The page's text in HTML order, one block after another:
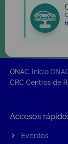
ONAC Inicio
CRC Centros de
Accesos
Eventos